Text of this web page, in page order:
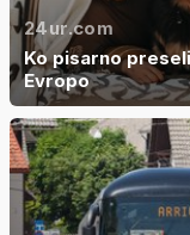
24ur.com
Ko pisarno
Evropo